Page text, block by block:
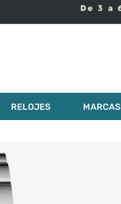
RELOJES MARCAS